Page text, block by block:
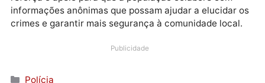
homicídio podem ter relação com a mesma facção
investigada ou até mesmo com rivalidades internas.
suspeitos nesta primeira fase, com alvos